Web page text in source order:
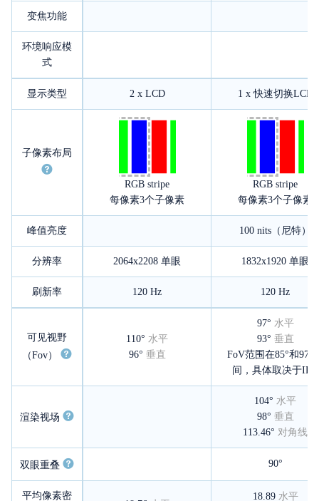
变焦功能
环境响应模
式
显示类型 2 x LCD 1 x 快速切换LCD
子像素布局
RGB stripe
每像素3个子像素
RGB stripe
每像素3个子像素
峰值亮度 100 nits（尼特）
分辨率 2064x2208 单眼 1832x1920 单眼
刷新率 120 Hz 120 Hz
可见视野
（Fov）
110° 水平
96° 垂直
97° 水平
93° 垂直
FoV范围在85°和97°
间，具体取决于IPD
渲染视场
104° 水平
98° 垂直
113.46° 对角线
双眼重叠 90°
平均像素密
18.89 水平